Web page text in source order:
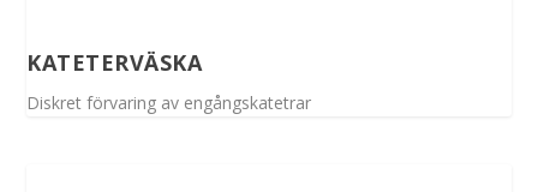
KATETERVÄSKA
Diskret förvaring av engångskatetrar